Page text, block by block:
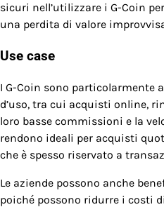
sicuri nell’utilizzare i G-Coin
una perdita di valore
Use case
I G-Coin sono particolarmente
d’uso, tra cui acquisti online,
loro basse commissioni e la
rendono ideali per acquisti
che è spesso riservato a
Le aziende possono anche
poiché possono ridurre i costi